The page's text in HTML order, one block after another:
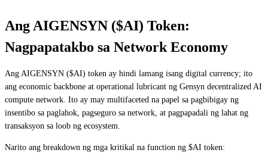
Ang AIGENSYN ($AI) Token:
Nagpapatakbo sa Network Economy
Ang AIGENSYN ($AI) token ay hindi lamang isang digital currency; ito
ang economic backbone at operational lubricant ng Gensyn decentralized AI
compute network. Ito ay may multifaceted na papel sa pagbibigay ng
insentibo sa paglahok, pagseguro sa network, at pagpapadali ng lahat ng
transaksyon sa loob ng ecosystem.
Narito ang breakdown ng mga kritikal na function ng $AI token: